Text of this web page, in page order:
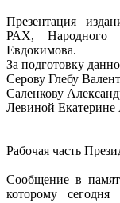
Презентация
РАХ, Народного
Евдокимова.
За подготовку
Серову Глебу
Саленкову
Левиной Екатерине
Рабочая часть
Сообщение в
которому